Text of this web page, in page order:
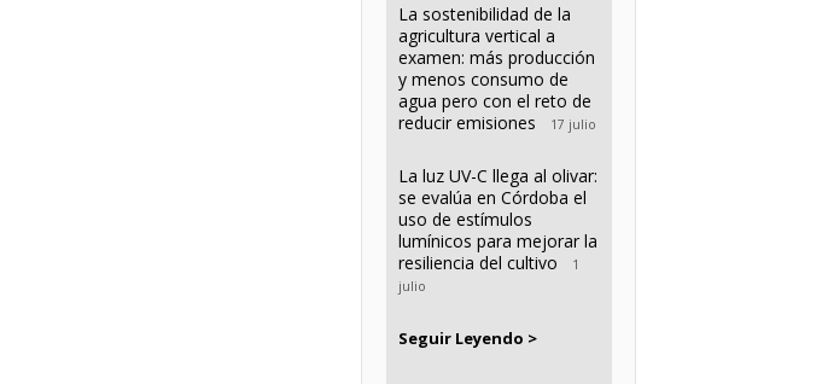
La sostenibilidad de la
agricultura vertical a
examen: más producción
y menos consumo de
agua pero con el reto de
reducir emisiones
17 julio
La luz UV-C llega al olivar:
se evalúa en Córdoba el
uso de estímulos
lumínicos para mejorar la
resiliencia del cultivo
1
julio
Seguir Leyendo >